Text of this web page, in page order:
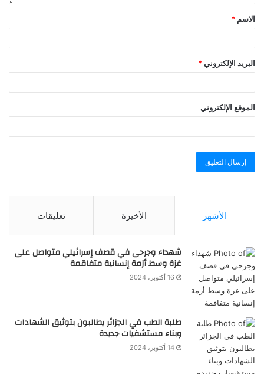
الاسم *
البريد الإلكتروني *
الموقع الإلكتروني
الأشهر الأخيرة تعليقات
شهداء وجرحى في قصف إسرائيلي متواصل على
غزة وسط أزمة إنسانية متفاقمة
16 أكتوبر، 2024
طلبة الطب في الجزائر يطالبون بتوثيق الشهادات
وبناء مستشفيات جديدة
14 أكتوبر، 2024